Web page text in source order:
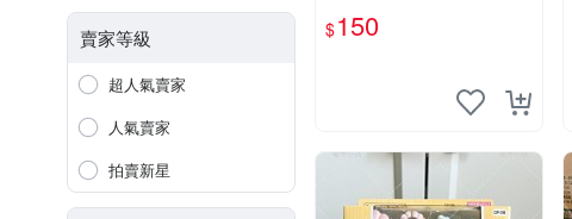
賣家等級
超人氣賣家
人氣賣家
拍賣新星
$150